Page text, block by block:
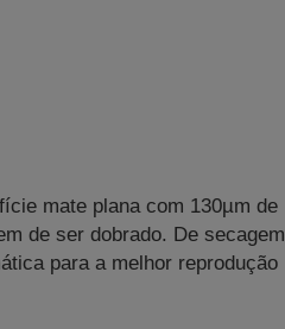
mate plana com 130µm de
de ser dobrado. De secagem
para a melhor reprodução